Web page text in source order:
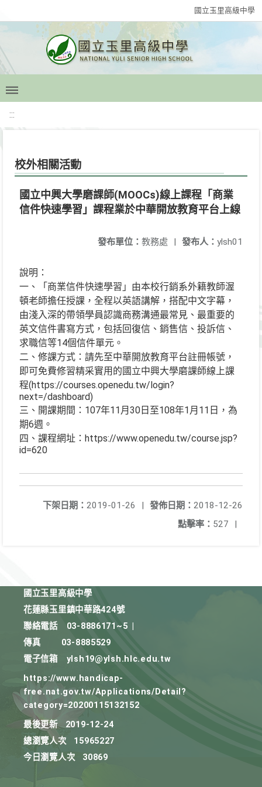
國立玉里高級中學
:::
校外相關活動
國立中興大學磨課師(MOOCs)線上課程「商業
信件快速學習」課程業於中華開放教育平台上線
發布人： ylsh01
發布單位： 教務處 |
說明：
一、「商業信件快速學習」由本校行銷系外籍教師渥
頓老師擔任授課，全程以英語講解，搭配中文字幕，
由淺入深的帶領學員認識商務溝通最常見、最重要的
英文信件書寫方式，包括回復信、銷售信、投訴信、
求職信等14個信件單元。
二、修課方式：請先至中華開放教育平台註冊帳號，
即可免費修習精采實用的國立中興大學磨課師線上課
程(https://courses.openedu.tw/login?
next=/dashboard)
三、開課期間：107年11月30日至108年1月11日，為
期6週。
四、課程網址：https://www.openedu.tw/course.jsp?
id=620
發佈日期： 2018-12-26
下架日期： 2019-01-26
|
點擊率： 527 |
國立玉里高級中學
花蓮縣玉里鎮中華路424號
聯絡電話
03-8886171~5
傳真
03-8885529
電子信箱
ylsh19@ylsh.hlc.edu.tw
https://www.handicap-
free.nat.gov.tw/Applications/Detail?
category=20200115132152
最後更新
2019-12-24
總瀏覽人次
15965227
今日瀏覽人次
30869